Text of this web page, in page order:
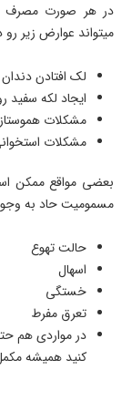
در هر صورت مصرف
میتواند عوارض زیر رو
لک افتادن
ایجاد لکه سفید
مشکلات
مشکلات
بعضی مواقع ممکن
مسمومیت حاد به
حالت تهوع
اسهال
خستگی
تعرق مفرط
در مواردی هم
کنید همیشه